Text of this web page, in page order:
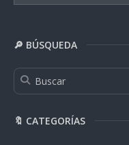
🔎 BÚSQUEDA
🔖 CATEGORÍAS